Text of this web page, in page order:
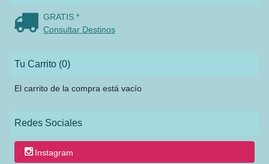
GRATIS *
Consultar Destinos
Tu Carrito (0)
El carrito de la compra está vacío
Redes Sociales
Instagram